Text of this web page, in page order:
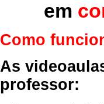
em
Como
As
professor: